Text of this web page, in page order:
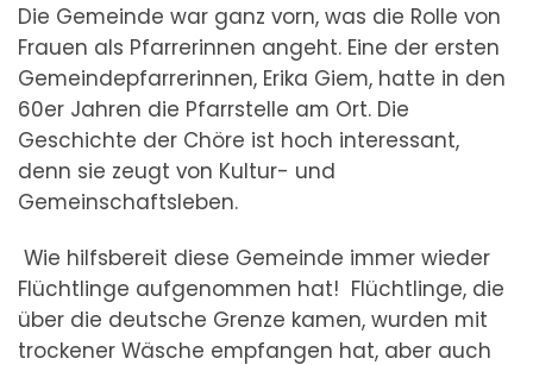
Die Gemeinde war ganz vorn, was die Rolle von
Frauen als Pfarrerinnen angeht. Eine der ersten
Gemeindepfarrerinnen, Erika Giem, hatte in den
60er Jahren die Pfarrstelle am Ort. Die
Geschichte der Chöre ist hoch interessant,
denn sie zeugt von Kultur- und
Gemeinschaftsleben.
Wie hilfsbereit diese Gemeinde immer wieder
Flüchtlinge aufgenommen hat! Flüchtlinge, die
über die deutsche Grenze kamen, wurden mit
trockener Wäsche empfangen hat, aber auch